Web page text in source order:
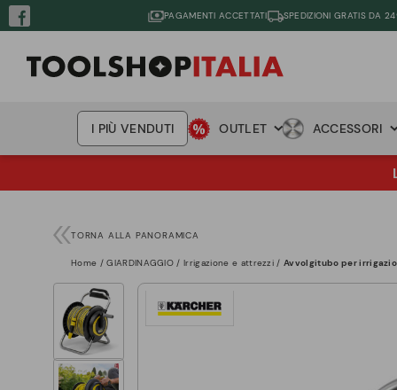
PAGAMENTI ACCETTATI SPEDIZIONI GRATIS DA
I PIÙ VENDUTI OUTLET ACCESSORI
TORNA ALLA PANORAMICA
Home GIARDINAGGIO Irrigazione e attrezzi Avvolgitubo per